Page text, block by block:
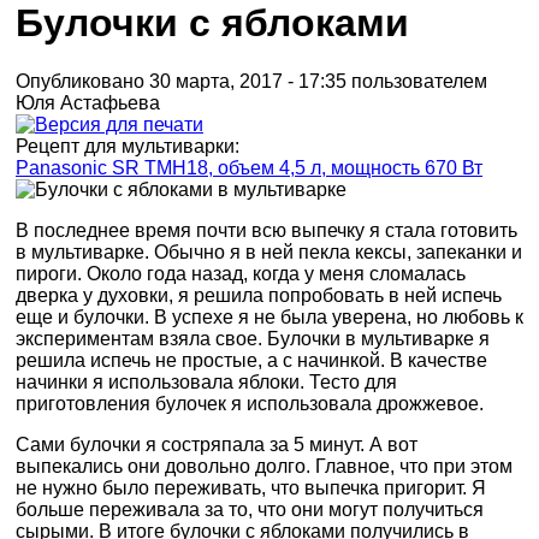
Булочки с яблоками
Опубликовано 30 марта, 2017 - 17:35 пользователем
Юля Астафьева
Рецепт для мультиварки:
Panasonic SR TMH18, объем 4,5 л, мощность 670 Вт
В последнее время почти всю выпечку я стала готовить
в мультиварке. Обычно я в ней пекла кексы, запеканки и
пироги. Около года назад, когда у меня сломалась
дверка у духовки, я решила попробовать в ней испечь
еще и булочки. В успехе я не была уверена, но любовь к
экспериментам взяла свое. Булочки в мультиварке я
решила испечь не простые, а с начинкой. В качестве
начинки я использовала яблоки. Тесто для
приготовления булочек я использовала дрожжевое.
Сами булочки я состряпала за 5 минут. А вот
выпекались они довольно долго. Главное, что при этом
не нужно было переживать, что выпечка пригорит. Я
больше переживала за то, что они могут получиться
сырыми. В итоге булочки с яблоками получились в